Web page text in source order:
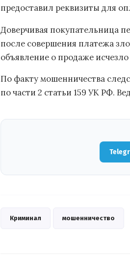
предоставил реквизиты для
Доверчивая покупательница
после совершения платежа
объявление о продаже
По факту мошенничества
по части 2 статьи 159 УК РФ.
Криминал мошенничество